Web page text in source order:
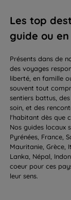
Les top
guide ou
Présents dans de
des voyages
liberté, en famille
souvent tout
sentiers battus,
soin, et des
l'habitant dès que
Nos guides locaux
Pyrénées, France,
Mauritanie, Grèce,
Lanka, Népal,
coeur pour ces
leur sens.